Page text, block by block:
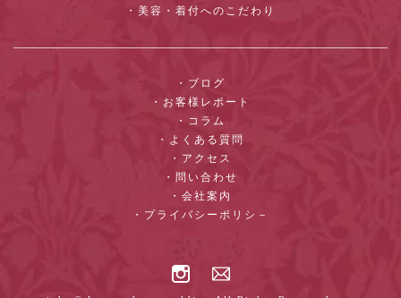
・美容・着付へのこだわり
・ブログ
・お客様レポート
・コラム
・よくある質問
・アクセス
・問い合わせ
・会社案内
・プライバシーポリシ－